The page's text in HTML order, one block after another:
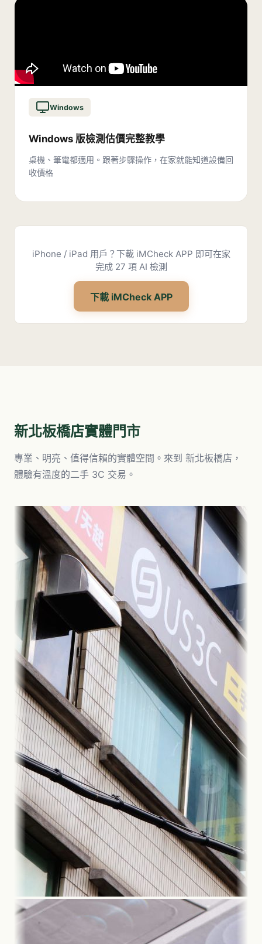
Windows
Windows 版檢測估價完整教學
桌機、筆電都適用。跟著步驟操作，在家就能知道設備回
收價格
iPhone / iPad 用戶？下載 iMCheck APP 即可在家
完成 27 項 AI 檢測
下載 iMCheck APP
新北板橋店實體門市
專業、明亮、值得信賴的實體空間。來到 新北板橋店 ，
體驗有溫度的二手 3C 交易。